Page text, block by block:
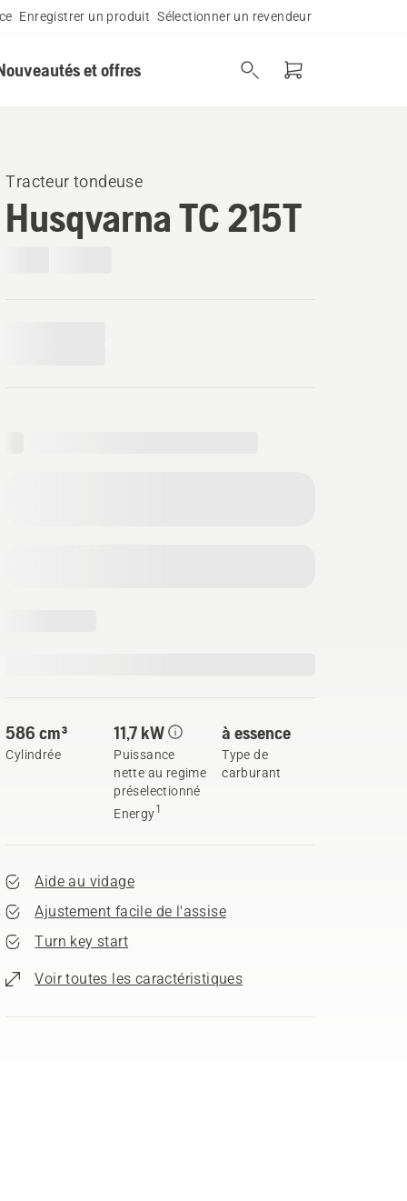
Enregistrer un produit Sélectionner un revendeur
et offres
Tracteur tondeuse
Husqvarna TC 215T
586 cm³
Cylindrée
11,7 kW
Puissance
nette au regime
préselectionné
Energy1
à essence
Type de
carburant
Aide au vidage
Ajustement facile de l'assise
Turn key start
Voir toutes les caractéristiques